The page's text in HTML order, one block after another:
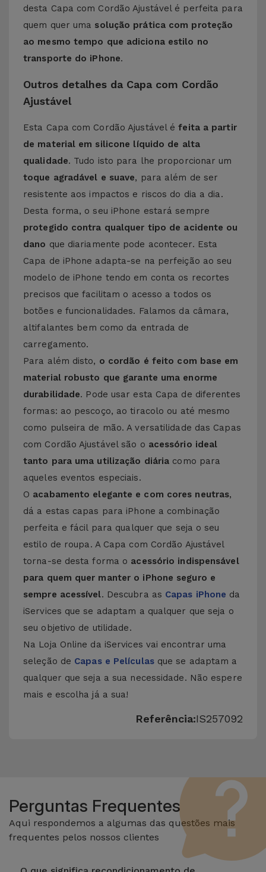
desta Capa com Cordão Ajustável é perfeita para
quem quer uma solução prática com proteção
ao mesmo tempo que adiciona estilo no
transporte do iPhone.
Outros detalhes da Capa com Cordão
Ajustável
Esta Capa com Cordão Ajustável éfeita a partir
de material em silicone líquido de alta
qualidade. Tudo isto para lhe proporcionar um
toque agradável e suave, para além de ser
resistente aos impactos e riscos do dia a dia.
Desta forma, o seu iPhone estará sempre
protegido contra qualquer tipo de acidente ou
dano que diariamente pode acontecer. Esta
Capa de iPhone adapta-se na perfeição ao seu
modelo de iPhone tendo em conta os recortes
precisos que facilitam o acesso a todos os
botões e funcionalidades. Falamos da câmara,
altifalantes bem como da entrada de
carregamento.
Para além disto, o cordão é feito com base em
material robusto que garante uma enorme
durabilidade. Pode usar esta Capa de diferentes
formas: ao pescoço, ao tiracolo ou até mesmo
como pulseira de mão. A versatilidade das Capas
com Cordão Ajustável são o acessório ideal
tanto para uma utilização diária como para
aqueles eventos especiais.
O acabamento elegante e com cores neutras,
dá a estas capas para iPhone a combinação
perfeita e fácil para qualquer que seja o seu
estilo de roupa. A Capa com Cordão Ajustável
torna-se desta forma o acessório indispensável
para quem quer manter o iPhone seguro e
sempre acessível. Descubra as Capas iPhone da
iServices que se adaptam a qualquer que seja o
seu objetivo de utilidade.
Na Loja Online da iServices vai encontrar uma
seleção de Capas e Películasque se adaptam a
qualquer que seja a sua necessidade. Não espere
mais e escolha já a sua!
Referência:IS257092
Perguntas Frequentes
Aqui respondemos a algumas das questões mais
frequentes pelos nossos clientes